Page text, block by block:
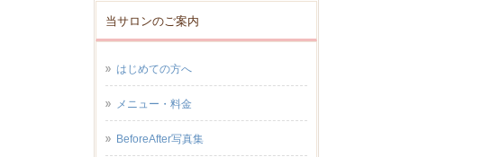
当サロンのご案内
はじめての方へ
メニュー・料金
BeforeAfter写真集